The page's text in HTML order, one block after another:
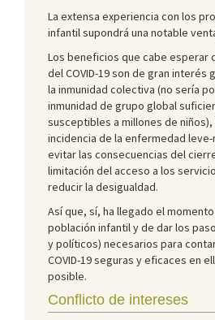
La extensa experiencia con los
infantil supondrá una notable
Los beneficios que cabe esperar
del COVID-19 son de gran interés
la inmunidad colectiva (no sería
inmunidad de grupo global
susceptibles a millones de
incidencia de la enfermedad
evitar las consecuencias del
limitación del acceso a los
reducir la desigualdad.
Así que, sí, ha llegado el
población infantil y de dar los
y políticos) necesarios para
COVID-19 seguras y eficaces en
posible.
Conflicto de intereses